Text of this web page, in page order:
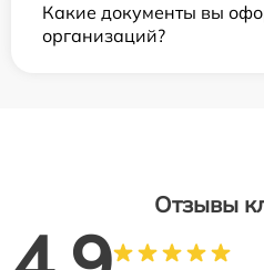
Какие документы вы
организаций?
Отзывы